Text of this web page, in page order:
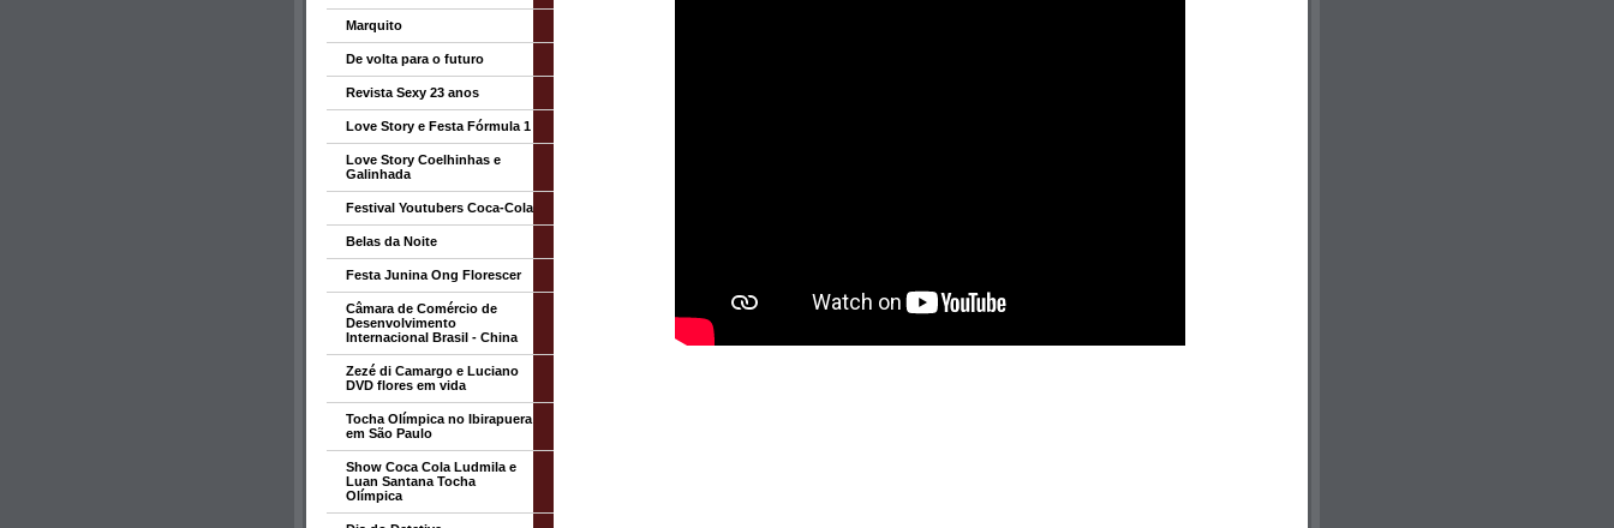
Marquito
De volta para o futuro
Revista Sexy 23 anos
Love Story e Festa Fórmula 1
Love Story Coelhinhas e
Galinhada
Festival Youtubers Coca-Cola
Belas da Noite
Festa Junina Ong Florescer
Câmara de Comércio de
Desenvolvimento
Internacional Brasil - China
Zezé di Camargo e Luciano
DVD flores em vida
Tocha Olímpica no Ibirapuera
em São Paulo
Show Coca Cola Ludmila e
Luan Santana Tocha
Olímpica